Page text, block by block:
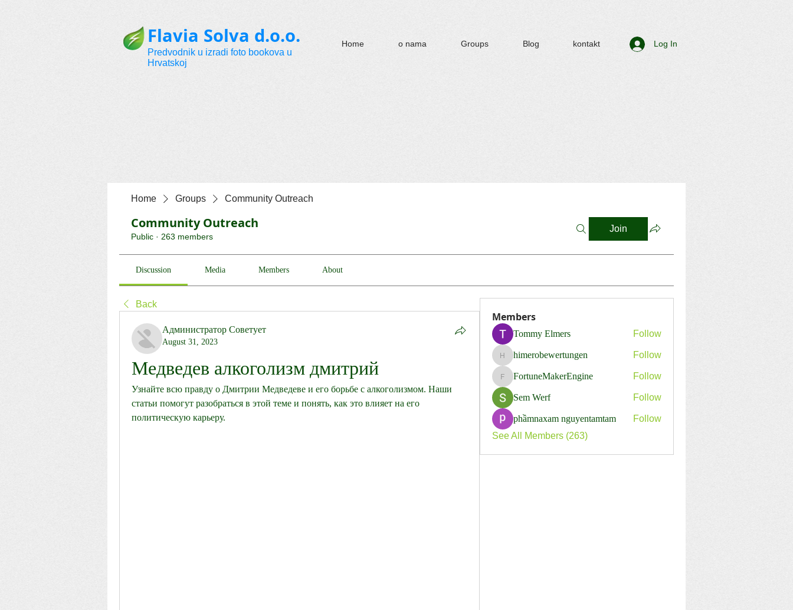
Flavia Solva d.o.o.
Predvodnik u izradi foto bookova u
Hrvatskoj
Home o nama Groups Blog kontakt Log In
Home Groups Community Outreach
Community Outreach
Public · 263 members
Join
Discussion Media Members About
Back
Администратор Советует
August 31, 2023
Медведев алкоголизм дмитрий
Узнайте всю правду о Дмитрии Медведеве и его борьбе с алкоголизмом. Наши
статьи помогут разобраться в этой теме и понять, как это влияет на его
политическую карьеру.
Members
Tommy Elmers Follow
himerobewertungen
himerobewertungen Follow
FortuneMakerEngine
FortuneMakerEngine Follow
Sem Werf Follow
phầmnaxam nguyentamtam
Follow
See All Members (263)